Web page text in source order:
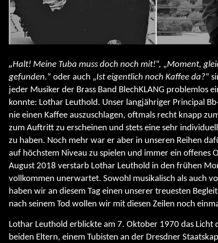
„Halt! Meine Tuba muss doch noch mit!“, „Moment,
gefunden.“ oder auch „Ist eigentlich noch Kaffee da?“
jeder Musiker der Brass Band BlechKLANG problemlos
konnte: Lothar Leuthold. Unser langjähriger Principal
nie einen Kaffee auszuschlagen, oftmals recht knapp
zum Auftritt zu erscheinen und stets eine sehr
zu haben. Noch mehr war er aber in unseren Reihen
auf höchstem Niveau zu spielen und immer ein offenes
August 2018 verstarb Lothar Leuthold in den frühen
vollkommen unerwartet. Sowohl musikalisch als auch
haben wir an diesem Tag einen unserer treuesten
nach seinem Tod wollen wir mit diesen Zeilen noch
Lothar Leuthold erblickte am 7. Oktober 1970 das Licht
beiden Eltern, einem Tubisten an der Dresdner